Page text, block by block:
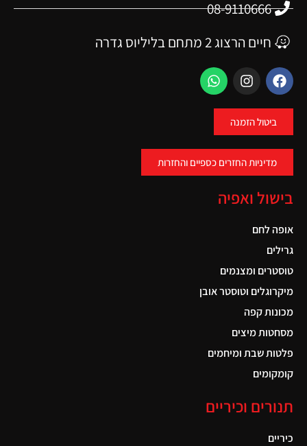
08-9110666
חיים הרצוג 2 מתחם בליליוס גדרה
ביטול הזמנה
מדיניות החזרים כספיים והחזרות
בישול ואפיה
אופה לחם
גרילים
טוסטרים ומצנמים
מיקרוגלים וטוסטר אובן
מכונות קפה
מסחטות מיצים
פלטות שבת ומיחמים
קומקומים
תנורים וכיריים
כיריים